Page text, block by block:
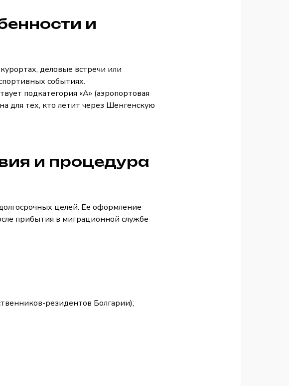
и
деловые встречи или
событиях.
подкатегория «А» (аэропортовая
для тех, кто летит через Шенгенскую
и процедура
целей. Ее оформление
прибытия в миграционной службе
резидентов Болгарии);